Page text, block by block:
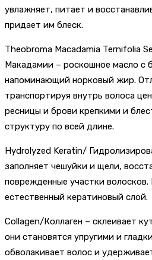
увлажняет, питает и
придает им блеск.
Theobroma Macadamia Ternifolia
Макадамии – роскошное масло с
напоминающий норковый жир.
транспортируя внутрь волоса
ресницы и брови крепкими и
структуру по всей длине.
Hydrolyzed Keratin/
заполняет чешуйки и щели,
поврежденные участки волосков.
естественный кератиновый слой.
Collagen/Коллаген – склеивает
они становятся упругими и
обволакивает волос и